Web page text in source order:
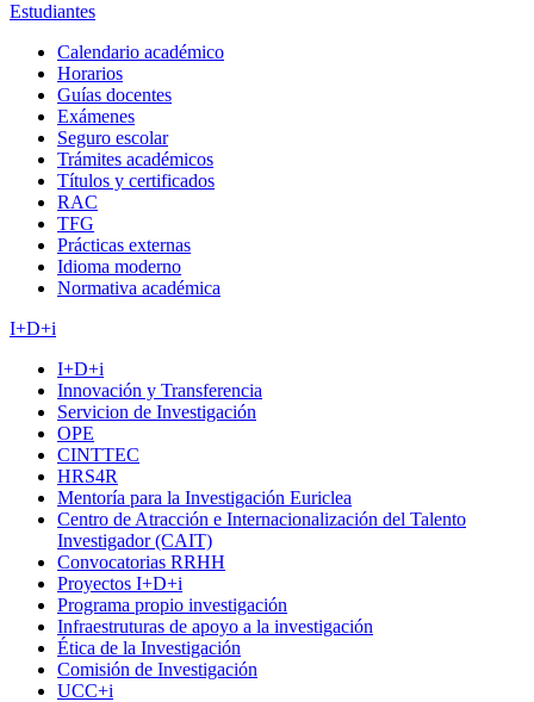
Estudiantes
Calendario académico
Horarios
Guías docentes
Exámenes
Seguro escolar
Trámites académicos
Títulos y certificados
RAC
TFG
Prácticas externas
Idioma moderno
Normativa académica
I+D+i
I+D+i
Innovación y Transferencia
Servicion de Investigación
OPE
CINTTEC
HRS4R
Mentoría para la Investigación Euriclea
Centro de Atracción e Internacionalización del Talento
Investigador (CAIT)
Convocatorias RRHH
Proyectos I+D+i
Programa propio investigación
Infraestruturas de apoyo a la investigación
Ética de la Investigación
Comisión de Investigación
UCC+i